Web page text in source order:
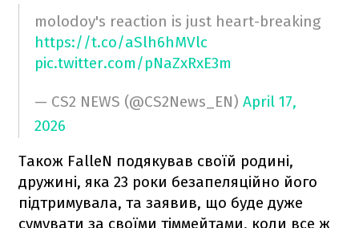
molodoy's reaction is just heart-breaking
https://t.co/aSlh6hMVlc
pic.twitter.com/pNaZxRxE3m
— CS2 NEWS (@CS2News_EN) April 17,
2026
Також FalleN подякував своїй родині,
дружині, яка 23 роки безапеляційно його
підтримувала, та заявив, що буде дуже
сумувати за своїми тіммейтами, коли все ж